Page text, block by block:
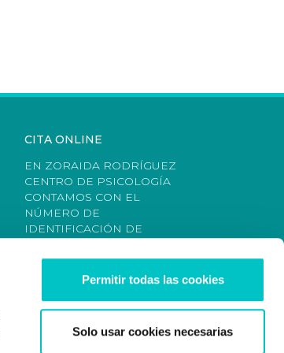
Permitir todas las cookies
Solo usar cookies necesarias
CITA ONLINE
EN ZORAIDA RODRÍGUEZ
CENTRO DE PSICOLOGÍA
CONTAMOS CON EL
NÚMERO DE
IDENTIFICACIÓN DE
(NICA): 61502 COLEGIADA Nº
SOLICITA TU CITA POR